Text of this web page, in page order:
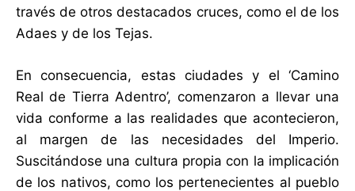
través de otros destacados cruces, como el de los
Adaes y de los Tejas.
En consecuencia, estas ciudades y el ‘Camino
Real de Tierra Adentro’, comenzaron a llevar una
vida conforme a las realidades que acontecieron,
al margen de las necesidades del Imperio.
Suscitándose una cultura propia con la implicación
de los nativos, como los pertenecientes al pueblo